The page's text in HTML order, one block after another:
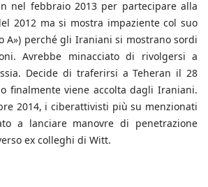
nel febbraio 2013 per partecipare alla
2012 ma si mostra impaziente col suo
A») perché gli Iraniani si mostrano sordi
Avrebbe minacciato di rivolgersi a
Decide di traferirsi a Teheran il 28
finalmente viene accolta dagli Iraniani.
2014, i ciberattivisti più su menzionati
a lanciare manovre di penetrazione
ex colleghi di Witt.